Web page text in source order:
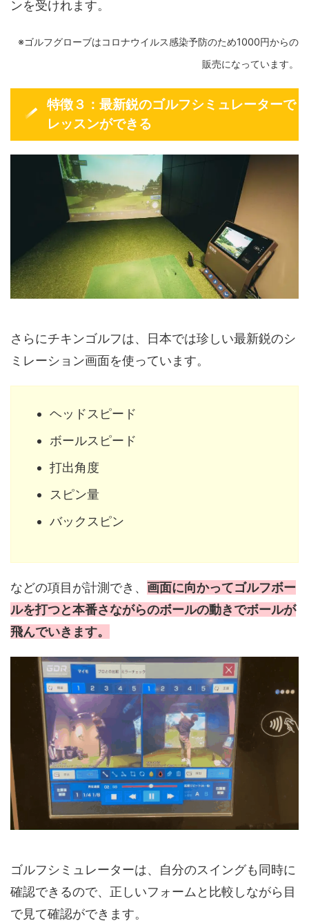
ンを受けれます。
※ゴルフグローブはコロナウイルス感染予防のため1000円からの
販売になっています。
特徴３：最新鋭のゴルフシミュレーターで
レッスンができる
さらにチキンゴルフは、日本では珍しい最新鋭のシ
ミレーション画面を使っています。
ヘッドスピード
ボールスピード
打出角度
スピン量
バックスピン
などの項目が計測でき、 画面に向かってゴルフボー
ルを打つと本番さながらのボールの動きでボールが
飛んでいきます。
ゴルフシミュレーターは、自分のスイングも同時に
確認できるので、正しいフォームと比較しながら目
で見て確認ができます。